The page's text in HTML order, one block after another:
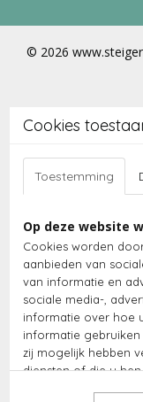
© 2026
Cookies
Toestemming
Op deze website
Cookies worden
aanbieden van
van informatie en
sociale media-,
informatie over hoe
informatie
zij mogelijk hebben
diensten of die u